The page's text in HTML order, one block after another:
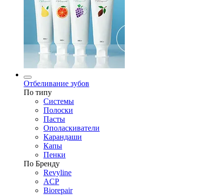
Отбеливание зубов
По типу
Системы
Полоски
Пасты
Ополаскиватели
Карандаши
Капы
Пенки
По Бренду
Revyline
ACP
Biorepair